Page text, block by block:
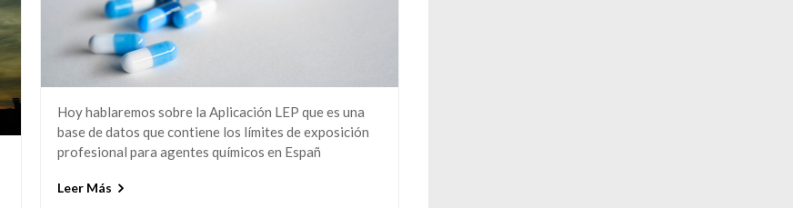
Hoy hablaremos sobre la Aplicación LEP que es una
base de datos que contiene los límites de exposición
profesional para agentes químicos en Españ
Leer Más